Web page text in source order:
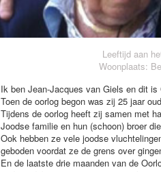
Leeftijd aan
Woonplaats:
Ik ben Jean-Jacques van Giels en dit
Toen de oorlog begon was zij 25 jaar
Tijdens de oorlog heeft zij samen met
Joodse familie en hun (schoon) broer
Ook hebben ze vele joodse
geboden voordat ze de grens over
En de laatste drie maanden van de